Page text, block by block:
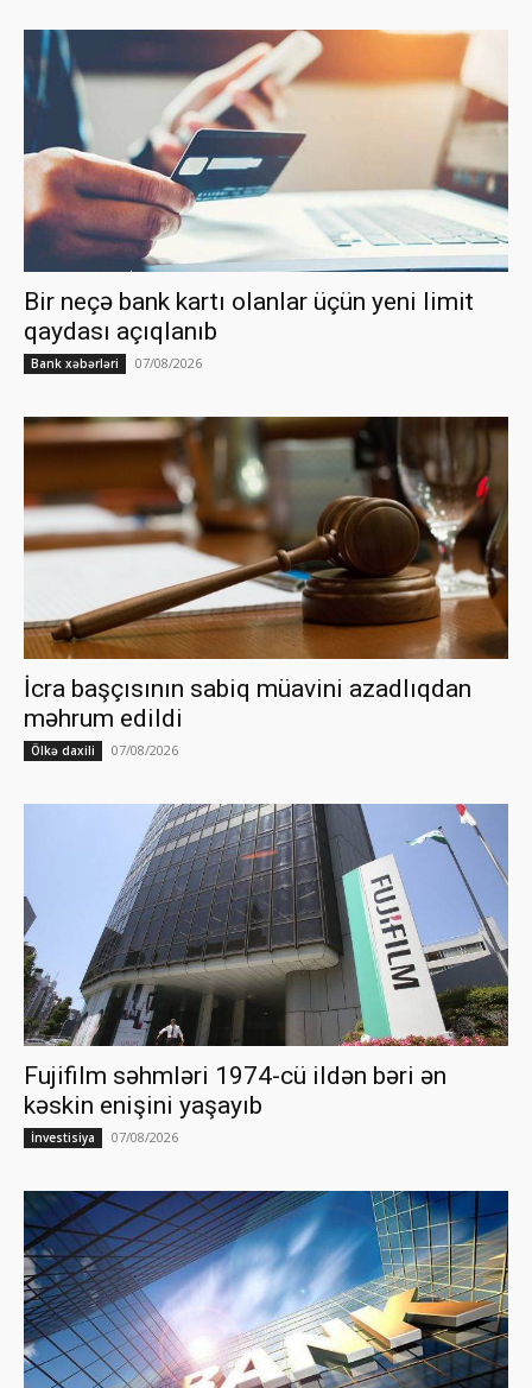
Bir neçə bank kartı olanlar üçün yeni limit
qaydası açıqlanıb
Bank xəbərləri 07/08/2026
İcra başçısının sabiq müavini azadlıqdan
məhrum edildi
Ölkə daxili 07/08/2026
Fujifilm səhmləri 1974-cü ildən bəri ən
kəskin enişini yaşayıb
İnvestisiya 07/08/2026